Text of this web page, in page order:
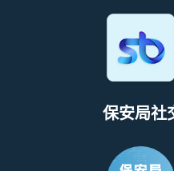
保安局社